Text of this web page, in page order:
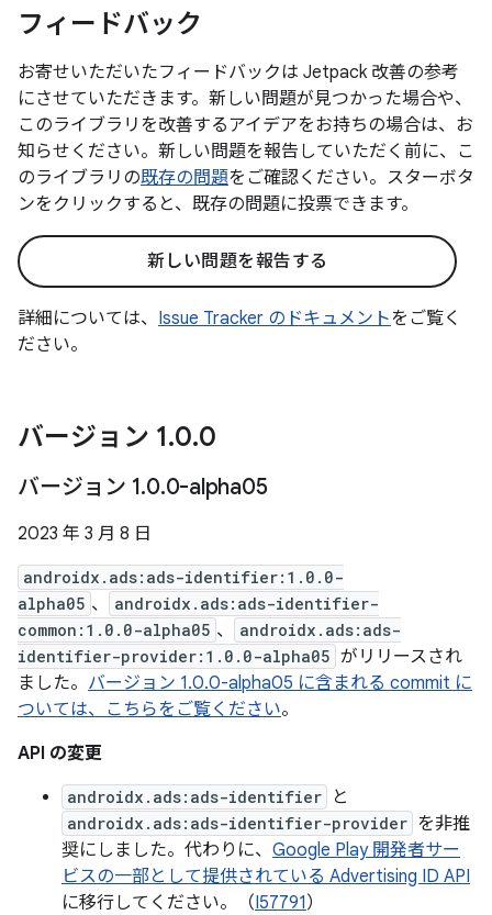
フィードバック
お寄せいただいたフィードバックは Jetpack 改善の参考
にさせていただきます。新しい問題が見つかった場合や、
このライブラリを改善するアイデアをお持ちの場合は、お
知らせください。新しい問題を報告していただく前に、こ
のライブラリの既存の問題をご確認ください。スターボタ
ンをクリックすると、既存の問題に投票できます。
新しい問題を報告する
詳細については、 Issue Tracker のドキュメントをご覧く
ださい。
バージョン 1.0.0
バージョン 1.0.0-alpha05
2023 年 3 月 8 日
androidx.ads:ads-identifier:1.0.0-
alpha05 、
androidx.ads:ads-identifier-
common:1.0.0-alpha05 、
androidx.ads:ads-
identifier-provider:1.0.0-alpha05 がリリースされ
ました。 バージョン 1.0.0-alpha05 に含まれる commit に
ついては、こちらをご覧ください。
API の変更
androidx.ads:ads-identifier と
androidx.ads:ads-identifier-provider を非推
奨にしました。代わりに、 Google Play 開発者サー
ビスの一部として提供されている Advertising ID API
に移行してください。（I57791）